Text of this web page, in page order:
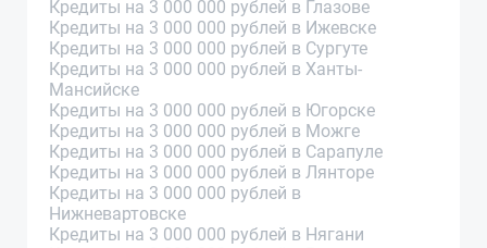
Кредиты на 3 000 000 рублей в Глазове
Кредиты на 3 000 000 рублей в Ижевске
Кредиты на 3 000 000 рублей в Сургуте
Кредиты на 3 000 000 рублей в Ханты-
Мансийске
Кредиты на 3 000 000 рублей в Югорске
Кредиты на 3 000 000 рублей в Можге
Кредиты на 3 000 000 рублей в Сарапуле
Кредиты на 3 000 000 рублей в Лянторе
Кредиты на 3 000 000 рублей в
Нижневартовске
Кредиты на 3 000 000 рублей в Нягани